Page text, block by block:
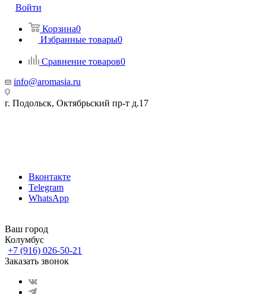
Войти
Корзина0
Избранные товары0
Сравнение товаров0
info@aromasia.ru
г. Подольск, Октябрьский пр-т д.17
Вконтакте
Telegram
WhatsApp
Ваш город
Колумбус
+7 (916) 026-50-21
Заказать звонок